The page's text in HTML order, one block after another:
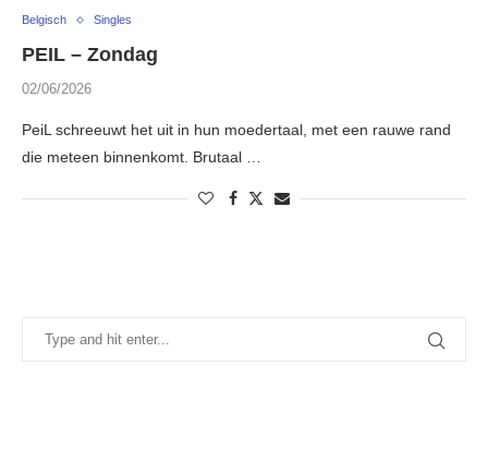
Belgisch Singles
PEIL – Zondag
02/06/2026
PeiL schreeuwt het uit in hun moedertaal, met een rauwe rand
die meteen binnenkomt. Brutaal …